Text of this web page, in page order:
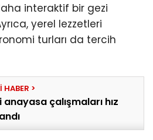
interaktif bir gezi
yerel lezzetleri
turları da tercih
anayasa çalışmaları hız